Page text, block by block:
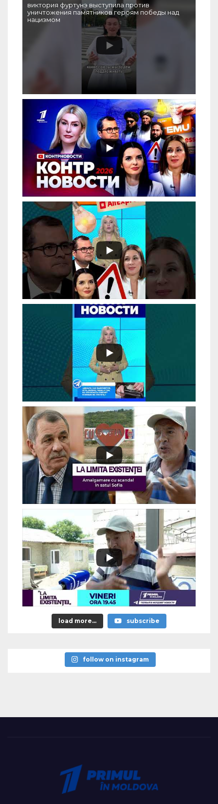
виктория фуртунэ выступила против
уничтожения памятников героям победы над
нацизмом
load more... subscribe
follow on instagram